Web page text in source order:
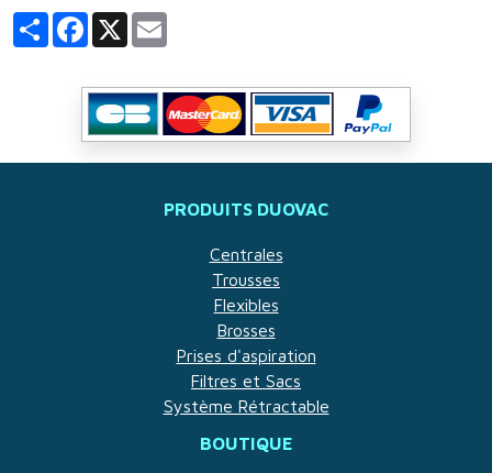
PartagerFacebook
X
PRODUITS DUOVAC
Centrales
Trousses
Flexibles
Brosses
Prises d'aspiration
Filtres et Sacs
Système Rétractable
BOUTIQUE